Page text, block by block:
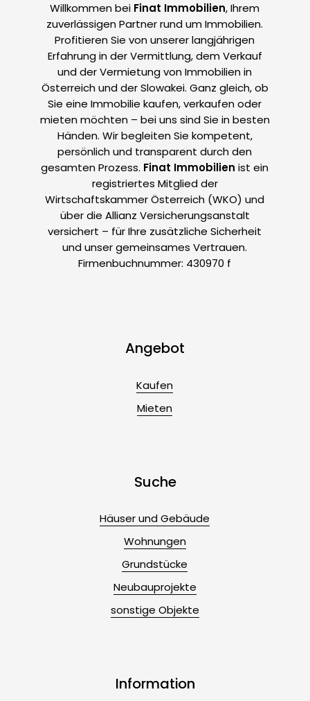
Willkommen bei Finat Immobilien, Ihrem
zuverlässigen Partner rund um Immobilien.
Profitieren Sie von unserer langjährigen
Erfahrung in der Vermittlung, dem Verkauf
und der Vermietung von Immobilien in
Österreich und der Slowakei. Ganz gleich, ob
Sie eine Immobilie kaufen, verkaufen oder
mieten möchten – bei uns sind Sie in besten
Händen. Wir begleiten Sie kompetent,
persönlich und transparent durch den
gesamten Prozess. Finat Immobilien ist ein
registriertes Mitglied der
Wirtschaftskammer Österreich (WKO) und
über die Allianz Versicherungsanstalt
versichert – für Ihre zusätzliche Sicherheit
und unser gemeinsames Vertrauen.
Firmenbuchnummer: 430970 f
Angebot
Kaufen
Mieten
Suche
Häuser und Gebäude
Wohnungen
Grundstücke
Neubauprojekte
sonstige Objekte
Information